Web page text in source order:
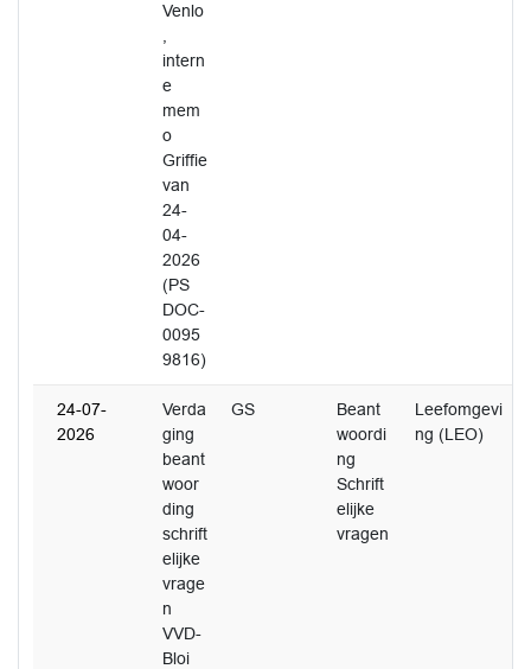
Venlo
intern
e
mem
o
Griffie
van
24-
04-
2026
(PS
DOC-
0095
9816)
24-07-
2026
Verda
ging
beant
woor
ding
schrift
elijke
vrage
n
VVD-
Bloi
GS
Beant
woordi
ng
Schrift
elijke
vragen
Leefomgevi
ng (LEO)